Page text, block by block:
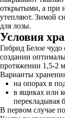
открытыми, а при
утепляют. Зимой
для лозы.
Условия
Гибрид Белое
создании
протяжении 1,5-2
Варианты
на опорах в
в ящиках или
перекладывая
В первом случае